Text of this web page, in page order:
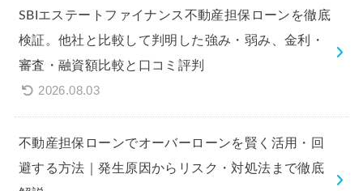
SBIエステートファイナンス不動産担保ローンを徹底
検証。他社と比較して判明した強み・弱み、金利・
審査・融資額比較と口コミ評判
2026.08.03
不動産担保ローンでオーバーローンを賢く活用・回
避する方法｜発生原因からリスク・対処法まで徹底